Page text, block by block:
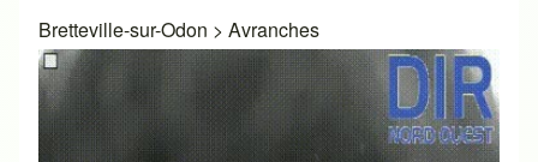
Bretteville-sur-Odon > Avranches